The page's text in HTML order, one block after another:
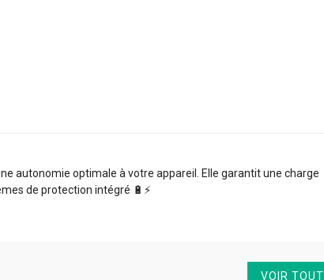
autonomie optimale à votre appareil. Elle garantit une charge
de protection intégré 🔋⚡️
VOIR TOUT